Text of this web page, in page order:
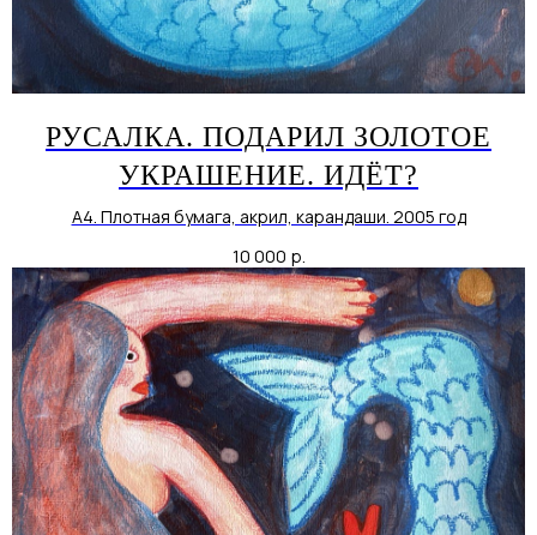
РУСАЛКА. ПОДАРИЛ ЗОЛОТОЕ
УКРАШЕНИЕ. ИДЁТ?
А4. Плотная бумага, акрил, карандаши. 2005 год
10 000 р.